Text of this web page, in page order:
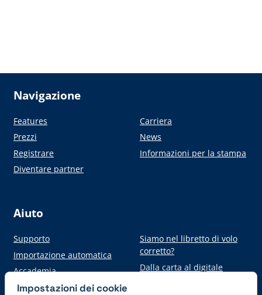
Navigazione
Features
Prezzi
Registrare
Diventare partner
Carriera
News
Informazioni per la stampa
Aiuto
Supporto
Importazione automatica
Accademia
Siamo nel libretto di volo
corretto?
Dalla carta al digitale
Impostazioni dei cookie